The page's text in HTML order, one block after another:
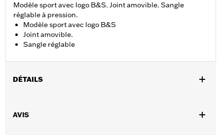
Modèle sport avec logo B&S. Joint amovible. Sangle
réglable à pression.
Modèle sport avec logo B&S
Joint amovible.
Sangle réglable
DÉTAILS
GARANTIE:
www.h-
AVIS